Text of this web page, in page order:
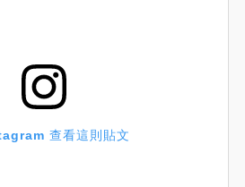
查看這則貼文